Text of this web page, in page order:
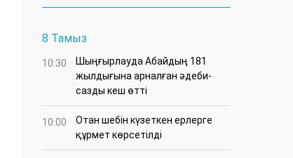
8 Тамыз
10:30
Шыңғырлауда Абайдың 181
жылдығына арналған әдеби-
сазды кеш өтті
10:00
Отан шебін күзеткен ерлерге
құрмет көрсетілді